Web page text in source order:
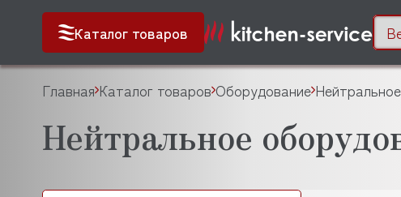
Каталог товаров
Главная Каталог товаров Оборудование
Нейтральное